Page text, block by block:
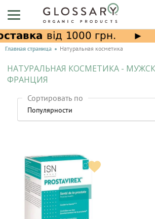
Главная страница Натуральная косметика
НАТУРАЛЬНАЯ КОСМЕТИКА -
ФРАНЦИЯ
Сортировать по